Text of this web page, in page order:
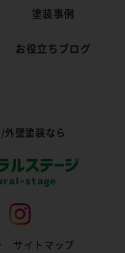
塗装事例
お役立ちブログ
壁塗装なら
サイトマップ